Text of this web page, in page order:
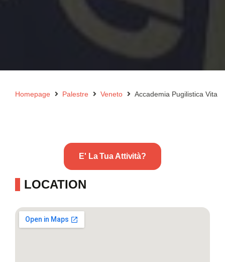
Homepage Palestre Veneto Accademia Pugilistica Vita
E' La Tua Attività?
LOCATION